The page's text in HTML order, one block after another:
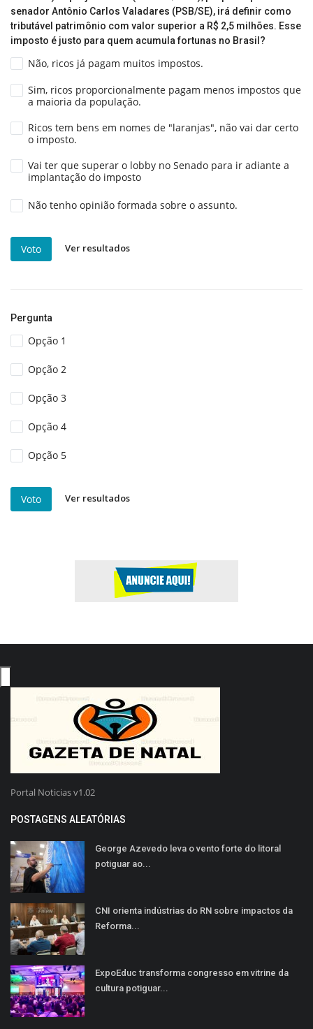
senador Antônio Carlos Valadares (PSB/SE), irá definir como
tributável patrimônio com valor superior a R$ 2,5 milhões. Esse
imposto é justo para quem acumula fortunas no Brasil?
Não, ricos já pagam muitos impostos.
Sim, ricos proporcionalmente pagam menos impostos que
a maioria da população.
Ricos tem bens em nomes de "laranjas", não vai dar certo
o imposto.
Vai ter que superar o lobby no Senado para ir adiante a
implantação do imposto
Não tenho opinião formada sobre o assunto.
Voto Ver resultados
Pergunta
Opção 1
Opção 2
Opção 3
Opção 4
Opção 5
Voto Ver resultados
Portal Noticias v1.02
POSTAGENS ALEATÓRIAS
George Azevedo leva o vento forte do litoral
potiguar ao...
CNI orienta indústrias do RN sobre impactos da
Reforma...
ExpoEduc transforma congresso em vitrine da
cultura potiguar...